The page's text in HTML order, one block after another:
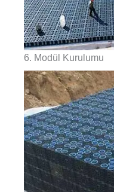
6. Modül Kurulumu